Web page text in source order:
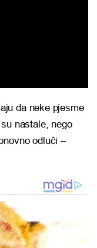
da neke pjesme
nastale, nego
odluči –